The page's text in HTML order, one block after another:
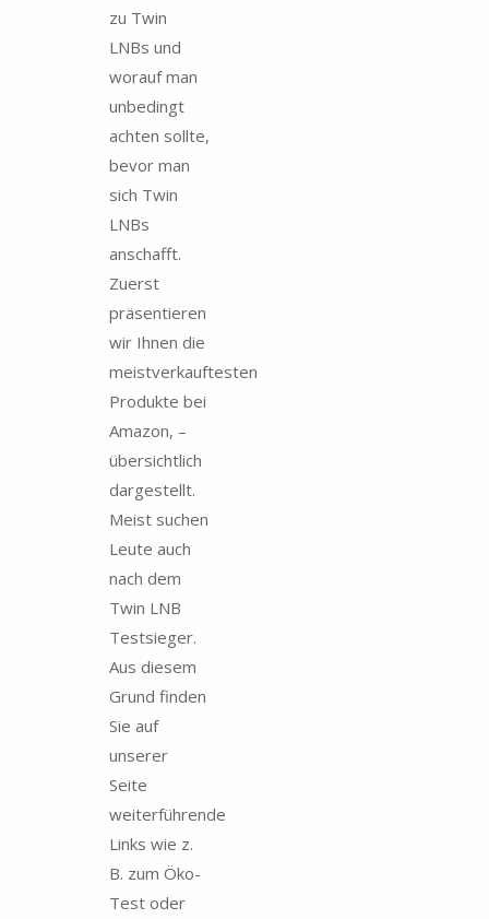
zu Twin
LNBs und
worauf man
unbedingt
achten sollte,
bevor man
sich Twin
LNBs
anschafft.
Zuerst
präsentieren
wir Ihnen die
meistverkauftesten
Produkte bei
Amazon, –
übersichtlich
dargestellt.
Meist suchen
Leute auch
nach dem
Twin LNB
Testsieger.
Aus diesem
Grund finden
Sie auf
unserer
Seite
weiterführende
Links wie z.
B. zum Öko-
Test oder